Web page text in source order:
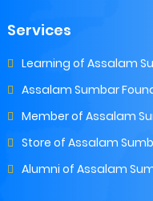
Services
Learning of Assalam
Assalam Sumbar
Member of Assalam
Store of Assalam
Alumni of Assalam